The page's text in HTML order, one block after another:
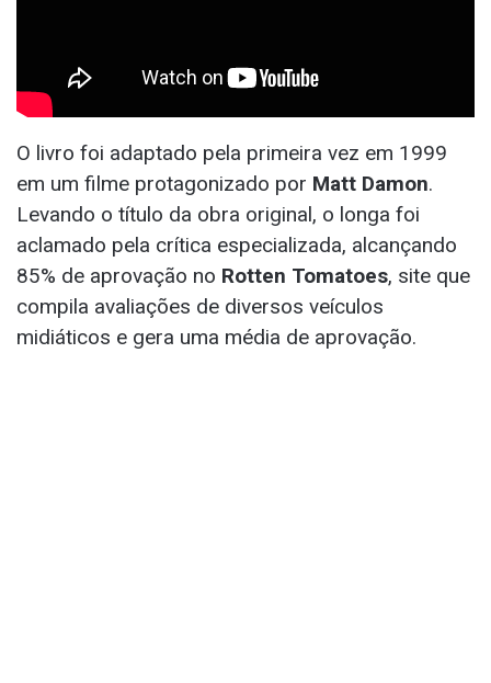
O livro foi adaptado pela primeira vez em 1999
em um filme protagonizado por Matt Damon.
Levando o título da obra original, o longa foi
aclamado pela crítica especializada, alcançando
85% de aprovação no Rotten Tomatoes, site que
compila avaliações de diversos veículos
midiáticos e gera uma média de aprovação.